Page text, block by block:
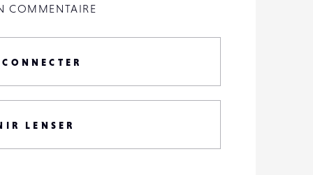
COMMENTAIRE
LENSER